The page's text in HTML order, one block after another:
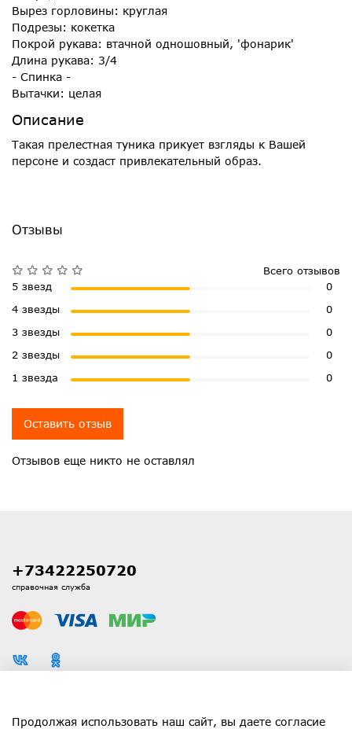
Вырез горловины: круглая
Подрезы: кокетка
Покрой рукава: втачной одношовный, 'фонарик'
Длина рукава: 3/4
- Спинка -
Вытачки: целая
Описание
Такая прелестная туника прикует взгляды к Вашей
персоне и создаст привлекательный образ.
Отзывы
Отзывов еще никто не оставлял
Всего отзывов
5 звезд
0
4 звезды
0
3 звезды
0
2 звезды
0
1 звезда
0
Оставить отзыв
Каталог
+73422250720
справочная служба
Продолжая использовать наш сайт, вы даете согласие